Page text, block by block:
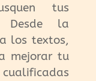
tus
Desde la
los textos,
mejorar tu